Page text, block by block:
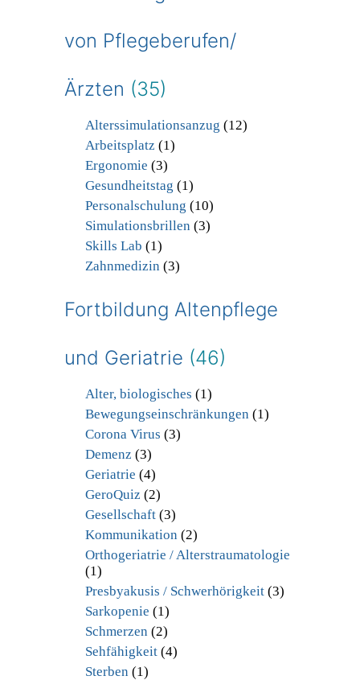
von Pflegeberufen/
Ärzten (35)
Alterssimulationsanzug (12)
Arbeitsplatz (1)
Ergonomie (3)
Gesundheitstag (1)
Personalschulung (10)
Simulationsbrillen (3)
Skills Lab (1)
Zahnmedizin (3)
Fortbildung Altenpflege
und Geriatrie (46)
Alter, biologisches (1)
Bewegungseinschränkungen (1)
Corona Virus (3)
Demenz (3)
Geriatrie (4)
GeroQuiz (2)
Gesellschaft(3)
Kommunikation (2)
Orthogeriatrie / Alterstraumatologie
(1)
Presbyakusis / Schwerhörigkeit(3)
Sarkopenie (1)
Schmerzen (2)
Sehfähigkeit(4)
Sterben (1)